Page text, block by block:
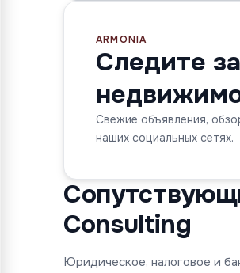
ARMONIA
Следите
Свежие объявления,
наших социальных сетях.
Consulting
Юридическое, налоговое и